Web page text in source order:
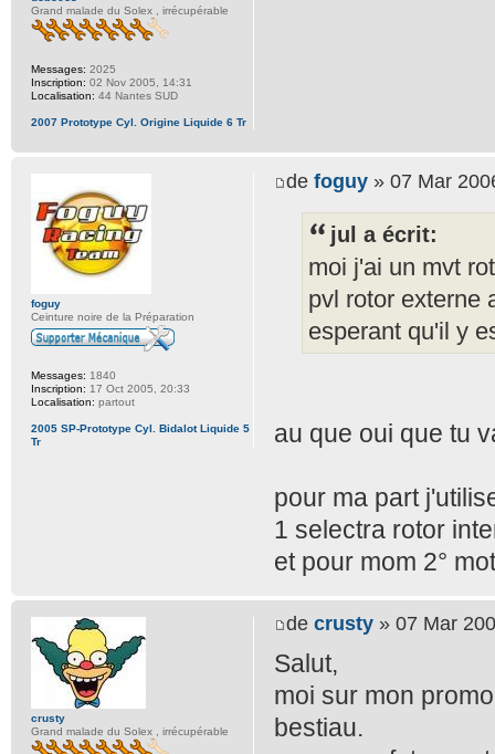
Grand malade du Solex , irrécupérable
Messages: 2025
Inscription: 02 Nov 2005, 14:31
Localisation: 44 Nantes SUD
2007 Prototype Cyl. Origine Liquide 6 Tr
de foguy » 07 Mar
jul a écrit:
moi j'ai un mvt
pvl rotor externe
esperant qu'il y
au que oui que tu
pour ma part
1 selectra rotor
et pour mom 2°
foguy
Ceinture noire de la Préparation
Messages: 1840
Inscription: 17 Oct 2005, 20:33
Localisation: partout
2005 SP-Prototype Cyl. Bidalot Liquide 5
Tr
de crusty » 07 Mar
Salut,
moi sur mon
bestiau.
crusty
Grand malade du Solex , irrécupérable